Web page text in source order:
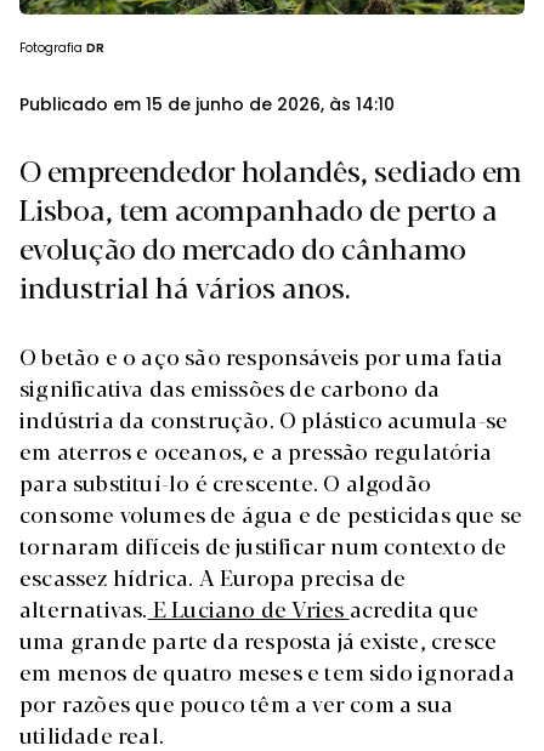
Fotografia DR
Publicado em 15 de junho de 2026, às 14:10
O empreendedor holandês, sediado em
Lisboa, tem acompanhado de perto a
evolução do mercado do cânhamo
industrial há vários anos.
O betão e o aço são responsáveis por uma fatia
significativa das emissões de carbono da
indústria da construção. O plástico acumula-se
em aterros e oceanos, e a pressão regulatória
para substituí-lo é crescente. O algodão
consome volumes de água e de pesticidas que se
tornaram difíceis de justificar num contexto de
escassez hídrica. A Europa precisa de
alternativas. E Luciano de Vries acredita que
uma grande parte da resposta já existe, cresce
em menos de quatro meses e tem sido ignorada
por razões que pouco têm a ver com a sua
utilidade real.